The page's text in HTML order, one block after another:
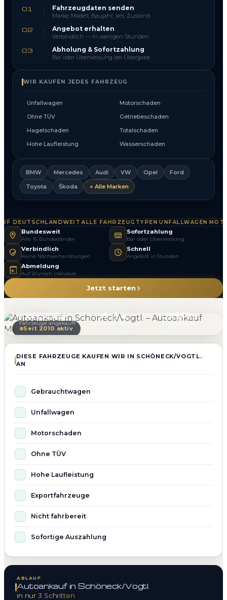
01 Fahrzeugdaten senden
Marke, Modell, Baujahr, km, Zustand
02 Angebot erhalten
Verbindlich — in wenigen Stunden
03 Abholung & Sofortzahlung
Bar oder Überweisung bei Übergabe
WIR KAUFEN JEDES FAHRZEUG
Unfallwagen
Motorschaden
Ohne TÜV
Getriebeschaden
Hagelschaden
Totalschaden
Hohe Laufleistung
Wasserschaden
BMW Mercedes Audi VW Opel
Ford
Toyota
Škoda + Alle Marken
DEUTSCHLANDWEIT·ALLE FAHRZEUGTYPEN·UNFALLWAGEN·
Bundesweit
Alle 16 Bundesländer
Sofortzahlung
Bar oder Überweisung
Verbindlich
Keine Nachverhandlungen
Schnell
Angebot in Stunden
Abmeldung
Auf Wunsch inklusive
Jetzt starten
Seit 2010 aktiv
4.800+
Fahrzeuge angekauft
4.9 ★
Kundenbewertung
98%
Zufriedenheit
DIESE FAHRZEUGE KAUFEN WIR IN SCHÖNECK/VOGTL.
AN
Gebrauchtwagen
Unfallwagen
Motorschaden
Ohne TÜV
Hohe Laufleistung
Exportfahrzeuge
Nicht fahrbereit
Sofortige Auszahlung
ABLAUF
Autoankauf in Schöneck/Vogtl.
in nur 3 Schritten